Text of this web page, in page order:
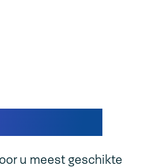
u meest geschikte